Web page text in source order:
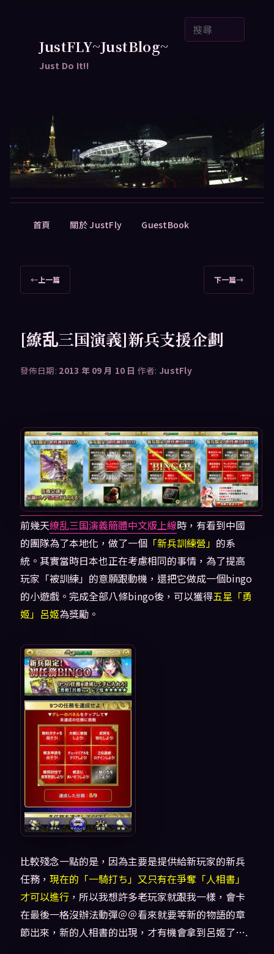
JustFLY~JustBlog~
Just Do It!!
首頁 關於 JustFly GuestBook
章
←上一篇 下一篇→
[繚乱三国演義]新兵支援企劃
發佈日期: 2013 年 09 月 10 日 作者: JustFly
前幾天繚乱三国演義簡體中文版上線時，有看到中國
的團隊為了本地化，做了一個「新兵訓練營」 的系
統。其實當時日本也正在考慮相同的事情，為了提高
玩家「被訓練」的意願跟動機，還把它做成一個bingo
的小遊戲。完成全部八條bingo後，可以獲得五星「勇
姬」呂姬為獎勵。
比較殘念一點的是，因為主要是提供給新玩家的新兵
任務， 現在的「一騎打ち」又只有在爭奪「人相書」
才可以進行，所以我想許多老玩家就跟我一樣，會卡
在最後一格沒辦法動彈＠＠看來就要等新的物語的章
節出來，新的人相書的出現，才有機會拿到呂姬了….